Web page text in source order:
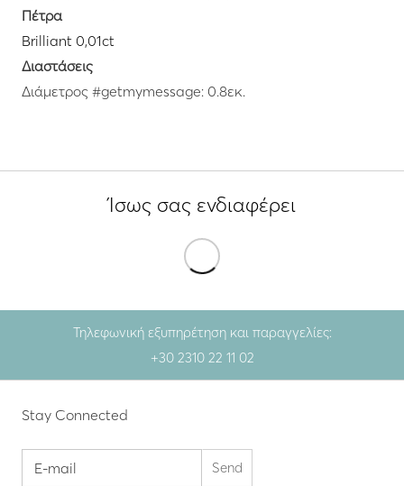
Πέτρα
Brilliant 0,01ct
Διαστάσεις
Διάμετρος #getmymessage: 0.8εκ.
Ίσως σας ενδιαφέρει
Τηλεφωνική εξυπηρέτηση και παραγγελίες:
+30 2310 22 11 02
Stay Connected